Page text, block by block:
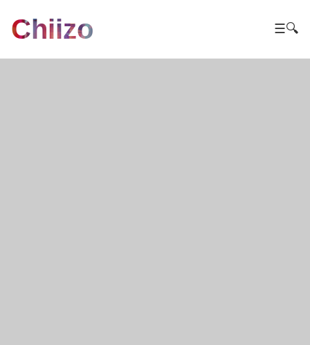
Chiizo ☰🔍